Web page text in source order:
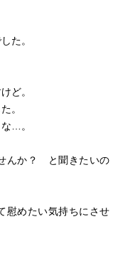
た。
ど。
。
…。
んか？ と聞きたいの
慰めたい気持ちにさせ